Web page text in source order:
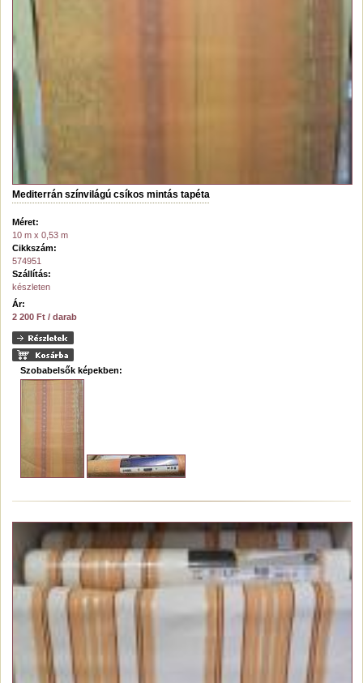
Mediterrán színvilágú csíkos mintás tapéta
Méret:
10 m x 0,53 m
Cikkszám:
574951
Szállítás:
készleten
Ár:
2 200 Ft / darab
Szobabelsők képekben: